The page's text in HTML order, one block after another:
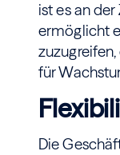
ist es an
ermöglicht
für
Die